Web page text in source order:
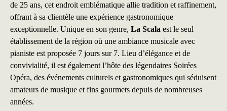
de 25 ans, cet endroit emblématique allie tradition et raffinement,
offrant à sa clientèle une expérience gastronomique
exceptionnelle. Unique en son genre, La Scala est le seul
établissement de la région où une ambiance musicale avec
pianiste est proposée 7 jours sur 7. Lieu d’élégance et de
convivialité, il est également l’hôte des légendaires Soirées
Opéra, des événements culturels et gastronomiques qui séduisent
amateurs de musique et fins gourmets depuis de nombreuses
années.